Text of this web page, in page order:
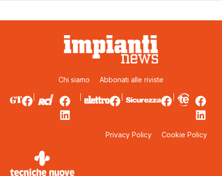
Chi siamo Abbonati alle riviste
Privacy Policy Cookie Policy